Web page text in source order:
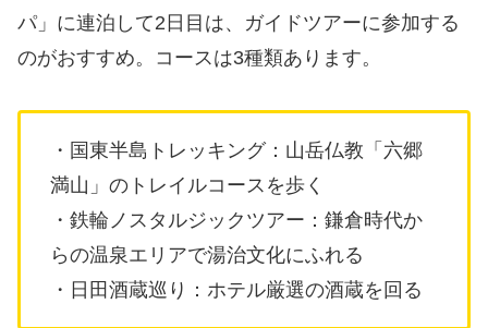
パ」に連泊して2日目は、ガイドツアーに参加する
のがおすすめ。コースは3種類あります。
・国東半島トレッキング：山岳仏教「六郷
満山」のトレイルコースを歩く
・鉄輪ノスタルジックツアー：鎌倉時代か
らの温泉エリアで湯治文化にふれる
・日田酒蔵巡り：ホテル厳選の酒蔵を回る